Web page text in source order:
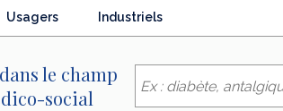
Usagers Industriels
le champ
social